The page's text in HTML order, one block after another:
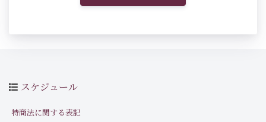
スケジュール
特商法に関する表記